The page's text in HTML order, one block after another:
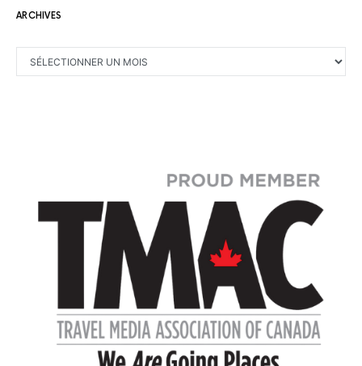
ARCHIVES
ARCHIVES